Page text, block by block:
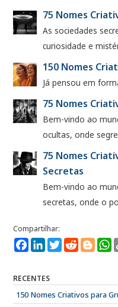
75 Nomes
As sociedades
curiosidade e
150 Nomes
Já pensou em
75 Nomes
Bem-vindo ao
ocultas, onde
75 Nomes
Secretas
Bem-vindo ao
secretas, onde o
Facebook
LinkedIn
TwitterReddit
RECENTES
150 Nomes Criativos para